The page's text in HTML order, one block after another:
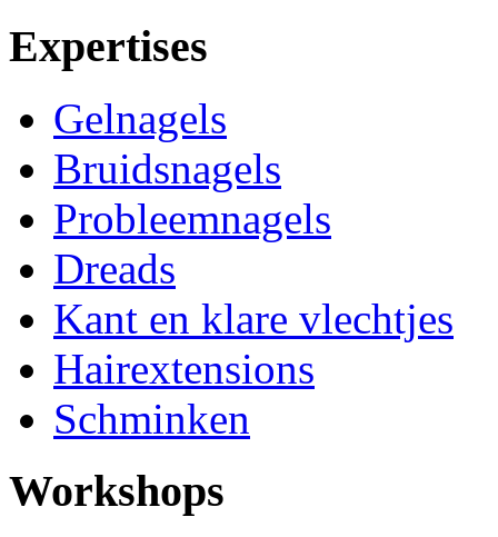
Expertises
Gelnagels
Bruidsnagels
Probleemnagels
Dreads
Kant en klare vlechtjes
Hairextensions
Schminken
Workshops